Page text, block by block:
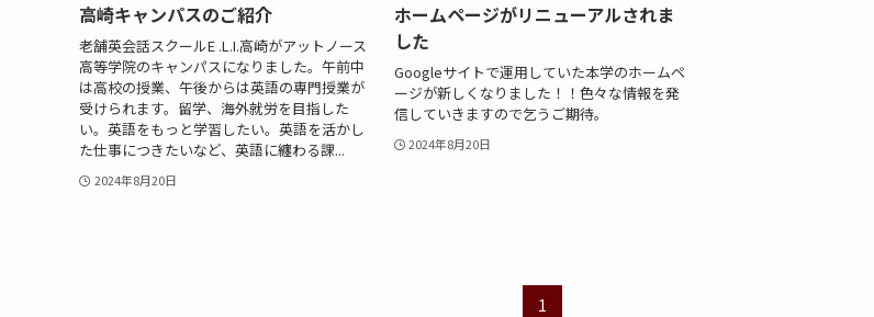
高崎キャンパスのご紹介
老舗英会話スクールE .L.I.高崎がアットノース
高等学院のキャンパスになりました。午前中
は高校の授業、午後からは英語の専門授業が
受けられます。留学、海外就労を目指した
い。英語をもっと学習したい。英語を活かし
た仕事につきたいなど、英語に纏わる課...
2024年8月20日
ホームページがリニューアルされま
した
Googleサイトで運用していた本学のホームペ
ージが新しくなりました！！色々な情報を発
信していきますので乞うご期待。
2024年8月20日
1